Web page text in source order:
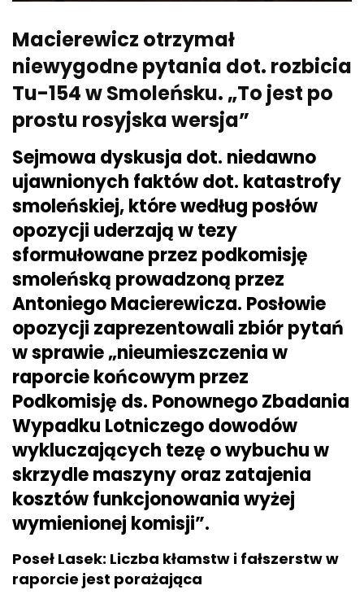
Macierewicz otrzymał
niewygodne pytania dot. rozbicia
Tu-154 w Smoleńsku. „To jest po
prostu rosyjska wersja”
Sejmowa dyskusja dot. niedawno
ujawnionych faktów dot. katastrofy
smoleńskiej, które według posłów
opozycji uderzają w tezy
sformułowane przez podkomisję
smoleńską prowadzoną przez
Antoniego Macierewicza. Posłowie
opozycji zaprezentowali zbiór pytań
w sprawie „nieumieszczenia w
raporcie końcowym przez
Podkomisję ds. Ponownego Zbadania
Wypadku Lotniczego dowodów
wykluczających tezę o wybuchu w
skrzydle maszyny oraz zatajenia
kosztów funkcjonowania wyżej
wymienionej komisji”.
Poseł Lasek: Liczba kłamstw i fałszerstw w
raporcie jest porażająca